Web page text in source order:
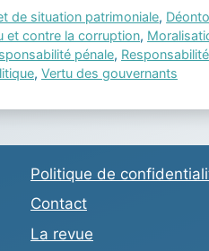
de situation patrimoniale,
et contre la corruption,
pénale,
, Vertu des gouvernants
Politique de
Contact
La revue